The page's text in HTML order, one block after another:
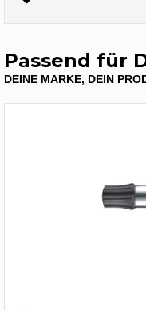
Passend für
DEINE MARKE, DEIN